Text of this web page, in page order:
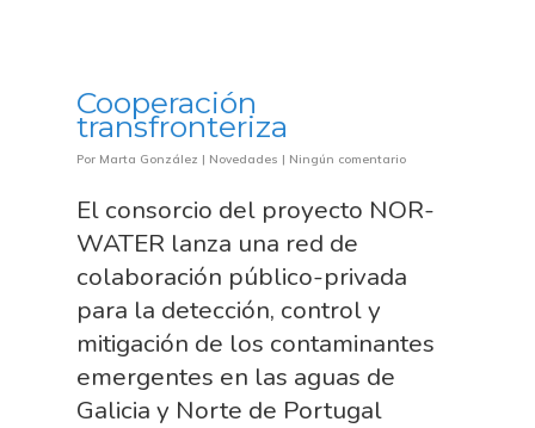
Cooperación
transfronteriza
Por Marta González | Novedades | Ningún comentario
El consorcio del proyecto NOR-
WATER lanza una red de
colaboración público-privada
para la detección, control y
mitigación de los contaminantes
emergentes en las aguas de
Galicia y Norte de Portugal